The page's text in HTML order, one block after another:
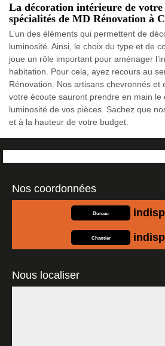
La décoration intérieure de votre
spécialités de MD Rénovation à
L’un des éléments qui permettent de
luminosité. Ainsi, le choix du type et de
joue un rôle important pour aménager
habitation. Pour cela, ayez recours au
Rénovation. Nos artisans chevronnés et
votre écoute sauront prendre en main le
luminosité de vos pièces. Sachez que
et à la hauteur de votre budget.
Nos coordonnées
Bureau
Chantier
Nous localiser